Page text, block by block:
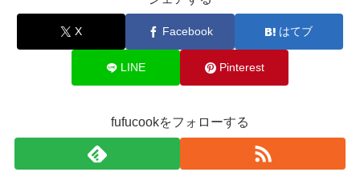
X Facebook はてブ
LINE Pinterest
fufucookをフォローする